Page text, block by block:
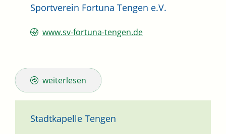
Sportverein Fortuna Tengen e.V.
www.sv-fortuna-tengen.de
weiterlesen
Stadtkapelle Tengen